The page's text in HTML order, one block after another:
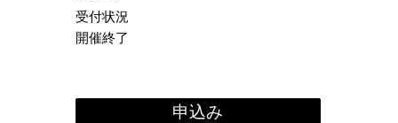
受付状況
開催終了
申込み